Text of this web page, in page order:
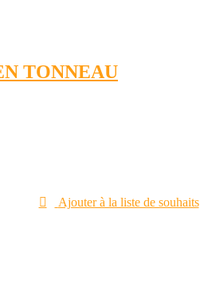
TONNEAU
Ajouter à la liste de souhaits